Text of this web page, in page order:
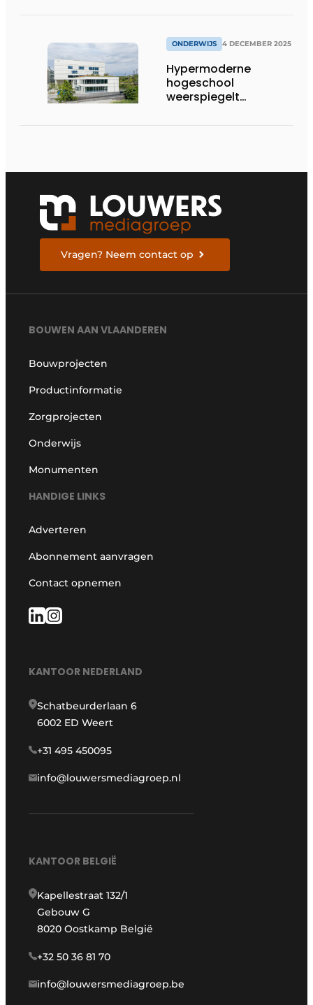
ONDERWIJS 4 DECEMBER 2025
Hypermoderne
hogeschool
weerspiegelt
Vragen? Neem contact op
BOUWEN AAN VLAANDEREN
Bouwprojecten
Productinformatie
Zorgprojecten
Onderwijs
Monumenten
HANDIGE LINKS
Adverteren
Abonnement aanvragen
Contact opnemen
KANTOOR NEDERLAND
Schatbeurderlaan 6
6002 ED Weert
+31 495 450095
info@louwersmediagroep.nl
KANTOOR BELGIË
Kapellestraat 132/1
Gebouw G
8020 Oostkamp België
+32 50 36 81 70
info@louwersmediagroep.be